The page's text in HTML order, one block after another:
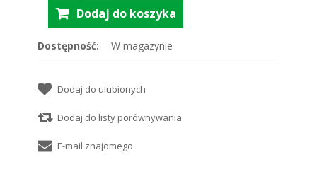
Dostępność: W magazynie